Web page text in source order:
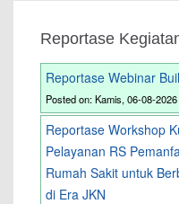
Reportase
Reportase Webinar
Posted on: Kamis, 06-08-2026
Reportase Workshop
Pelayanan RS
Rumah Sakit untuk
di Era JKN